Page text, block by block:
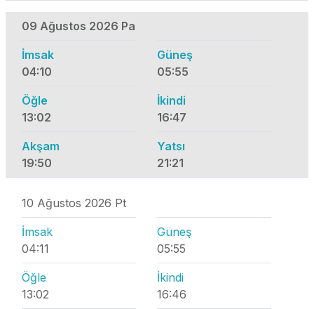
09 Ağustos 2026 Pa
İmsak
04:10
Güneş
05:55
Öğle
13:02
İkindi
16:47
Akşam
19:50
Yatsı
21:21
10 Ağustos 2026 Pt
İmsak
04:11
Güneş
05:55
Öğle
13:02
İkindi
16:46